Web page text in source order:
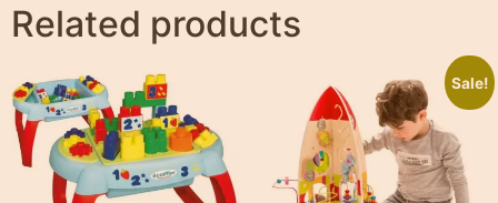
Related products
Sale!